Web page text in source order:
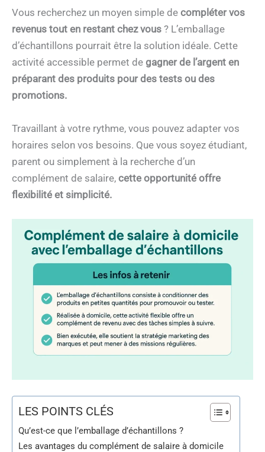
Vous recherchez un moyen simple de compléter vos
revenus tout en restant chez vous ? L’emballage
d’échantillons pourrait être la solution idéale. Cette
activité accessible permet de gagner de l’argent en
préparant des produits pour des tests ou des
promotions.
Travaillant à votre rythme, vous pouvez adapter vos
horaires selon vos besoins. Que vous soyez étudiant,
parent ou simplement à la recherche d’un
complément de salaire, cette opportunité offre
flexibilité et simplicité.
LES POINTS CLÉS
Qu’est-ce que l’emballage d’échantillons ?
Les avantages du complément de salaire à domicile